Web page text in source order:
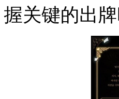
握关键的出牌